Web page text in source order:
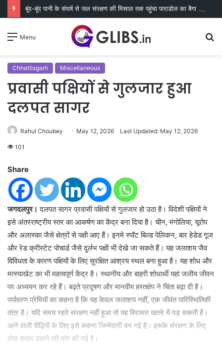
बूंद-बूंद पानी के संघर्ष से जल संरक्षण की मिसाल तक पहुंचा पाराडोल का बैगा पारा
Menu
Chhattisgarh Miscellaneous
प्रवासी पक्षियों से गुलजार हुआ
दलपत सागर
Rahul Choubey May 12, 2026 Last Updated: May 12, 2026
101
Share
जगदलपुर।दलपत सागर प्रवासी पक्षियों से गुलजार हो उठा है। विदेशी पक्षियों ने
इसे अंतरराष्ट्रीय स्तर का आकर्षण का केंद्र बना दिया है। चीन, मंगोलिया, यूरोप
और अलास्का जैसे क्षेत्रों से पक्षी आए हैं। इनमे स्पॉट बिल्ड पेलिकन, बार हेडेड गूज
और रेड क्रीस्टेट पोचार्ड जैसे दुर्लभ पक्षी भी देखे जा सकते हैं। यह जलाशय जैव
विविधता के कारण पक्षियों के लिए सुरक्षित आश्रय स्थल बना हुआ है। यह शोध और
मत्स्याखेट का भी महत्वपूर्ण केंद्र है। स्थानीय और बाहरी शोधार्थी यहां जलीय जीवन
पर अध्ययन कर रहे हैं। बढ़ते प्रदूषण और मानवीय हस्तक्षेप ने चिंता बढ़ा दी है।
पर्यावरण प्रेमियों का कहना है कि यह केवल जलाशय नहीं, एक जीवंत पारिस्थितिकी
तंत्र है। यदि समय रहते संरक्षण नहीं हुआ तो यह विरासत खतरे में पड़ सकती है।
आने वाली पीढ़ियों के लिए इसे बचाना जिम्मेदारी बन गई है। इसके संरक्षण के लिए
ठोस कदम उठाने की मांग की गई है।